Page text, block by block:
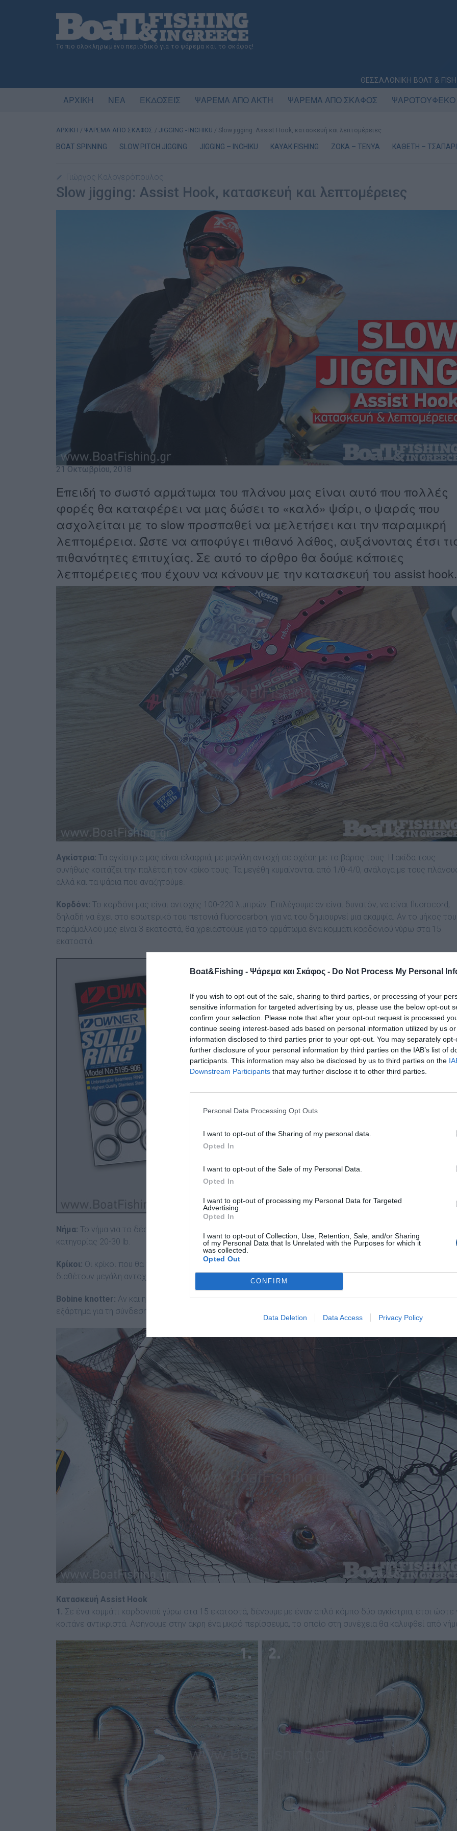
Boat&Fishing - Ψάρεμα και Σκάφος - Do Not Process My Personal
If you wish to opt-out of the sale, sharing to third parties, or processing of your
sensitive information for targeted advertising by us, please use the below opt-out
confirm your selection. Please note that after your opt-out request is processed
continue seeing interest-based ads based on personal information utilized by us
information disclosed to third parties prior to your opt-out. You may separately
further disclosure of your personal information by third parties on the IAB’s list of
participants. This information may also be disclosed by us to third parties on the
Downstream Participants that may further disclose it to other third parties.
Personal Data Processing Opt Outs
I want to opt-out of the Sharing of my personal data.
Opted In
I want to opt-out of the Sale of my Personal Data.
Opted In
I want to opt-out of processing my Personal Data for Targeted
Advertising.
Opted In
I want to opt-out of Collection, Use, Retention, Sale, and/or Sharing
of my Personal Data that Is Unrelated with the Purposes for which it
was collected.
Opted Out
CONFIRM
Data Deletion Data Access Privacy Policy
Το πιο ολοκληρωμένο περιοδικό για το ψάρεμα και το σκάφος!
ΘΕΣΣΑΛΟΝΙΚΗ BOAT &
ΑΡΧΙΚΗ ΝΕΑ ΕΚΔΟΣΕΙΣ ΨΑΡΕΜΑ ΑΠΟ ΑΚΤΗ ΨΑΡΕΜΑ ΑΠΟ ΣΚΑΦΟΣ ΨΑΡΟΤΟΥΦΕΚΟ
ΑΡΧΙΚΗ / ΨΑΡΕΜΑ ΑΠΟ ΣΚΑΦΟΣ / JIGGING - INCHIKU / Slow jigging: Assist Hook, κατασκευή και λεπτομέρειες
BOAT SPINNING SLOW PITCH JIGGING JIGGING – INCHIKU KAYAK FISHING ΖΟΚΑ – ΤΕΝΥΑ ΚΑΘΕΤΗ – ΤΣΑΠΑΡΙ
Γιώργος Καλογερόπουλος
Slow jigging: Assist Hook, κατασκευή και λεπτομέρειες
21 Οκτωβρίου, 2018
Επειδή το σωστό αρµάτωµα του πλάνου µας είναι αυτό που πολλές
φορές θα καταφέρει να µας δώσει το «καλό» ψάρι, ο ψαράς που
ασχολείται µε το slow προσπαθεί να µελετήσει και την παραµικρή
λεπτοµέρεια. Ώστε να αποφύγει πιθανό λάθος, αυξάνοντας έτσι
πιθανότητες επιτυχίας. Σε αυτό το άρθρο θα δούµε κάποιες
λεπτοµέρειες που έχουν να κάνουν µε την κατασκευή του assist hook.
Αγκίστρια: Τα αγκίστρια µας είναι ελαφριά, µε µεγάλη αντοχή σε σχέση µε το βάρος τους. Η ακίδα τους
συνήθως κοιτάζει την παλέτα ή τον κρίκο τους. Τα µεγέθη κυµαίνονται από 1/0-4/0, ανάλογα µε τους
αλλά και τα ψάρια που αναζητούµε.
Κορδόνι: Το κορδόνι µας είναι αντοχής 100-220 λιµπρών. Επιλέγουµε αν είναι δυνατόν, να είναι fluorocord,
δηλαδή να έχει στο εσωτερικό του πετονιά fluorocarbon, για να του δηµιουργεί µια ακαµψία. Αν το µήκος του
παράµαλλού µας είναι 3 εκατοστά, θα χρειαστούµε για το αρµάτωµα ένα κοµµάτι κορδονιού γύρω στα 15
εκατοστά.
Νήµα: Το νήµα για το δέσιµο του fluorocord µε το αγκίστρι µας, θα είναι απαραίτητα Spectra ή Dyneema
κατηγορίας 20-30 lb.
Κρίκοι: Οι κρίκοι που θα χρησιµοποιήσουµε µπορεί να είναι σχετικά µικροί σε διάµετρο, όµως πρέπει να
διαθέτουν µεγάλη αντοχή.
Bobine knotter: Αν και η χρήση του στην κατασκευή του assist είναι προαιρετική. Αν διαθέτουµε ένα τέτοιο
εξάρτηµα για τη σύνδεση νήµατος-πετονιάς, καλό είναι να το χρησιµοποιήσουµε κι εδώ.
Κατασκευή Assist Hook
1. Σε ένα κοµµάτι κορδονιού γύρω στα 15 εκατοστά, δένουµε µε έναν απλό κόµπο δύο αγκίστρια, έτσι ώστε
κοιτάνε αντικριστά. Αφήνουµε στην άκρη ένα µικρό περίσσευµα, το οποίο στη συνέχεια θα καλυφθεί από